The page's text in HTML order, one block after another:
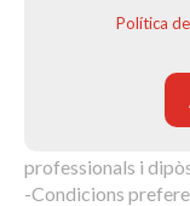
-PRODUCTES
-TPV amb
professionals i
-Condicions
Política